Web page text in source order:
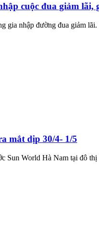
cuộc đua giảm lãi,
gia nhập đường đua giảm
mắt dịp 30/4- 1/5
Sun World Hà Nam tại đô